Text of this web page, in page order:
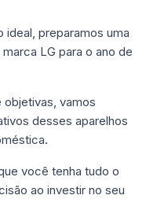
ideal, preparamos uma
LG para o ano de
objetivas, vamos
desses aparelhos
você tenha tudo o
ao investir no seu